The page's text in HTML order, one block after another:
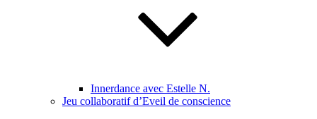
Innerdance avec Estelle N.
Jeu collaboratif d’Eveil de conscience